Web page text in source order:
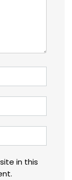
in this